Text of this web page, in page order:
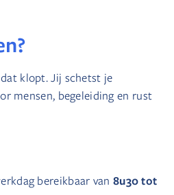
klopt. Jij schetst je
mensen, begeleiding en rust
bereikbaar van 8u30 tot